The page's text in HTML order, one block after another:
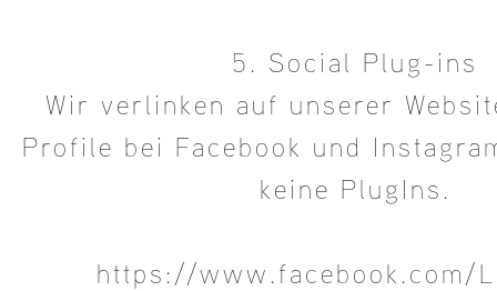
5. Social Plug-ins
Wir verlinken auf unserer
Profile bei Facebook und
keine PlugIns.
https://www.facebook.com/